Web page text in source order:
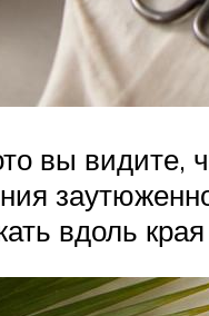
вы видите,
вдоль